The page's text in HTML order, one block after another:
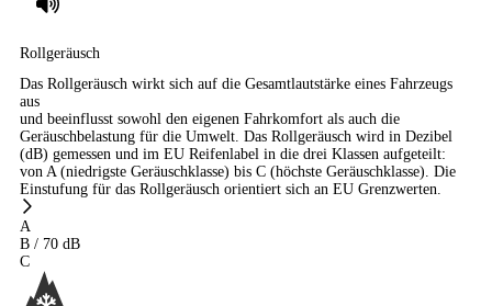
Rollgeräusch
Das Rollgeräusch wirkt sich auf die Gesamtlautstärke eines Fahrzeugs
aus
und beeinflusst sowohl den eigenen Fahrkomfort als auch die
Geräuschbelastung für die Umwelt. Das Rollgeräusch wird in Dezibel
(dB) gemessen und im EU Reifenlabel in die drei Klassen aufgeteilt:
von A (niedrigste Geräuschklasse) bis C (höchste Geräuschklasse). Die
Einstufung für das Rollgeräusch orientiert sich an EU Grenzwerten.
A
B / 70 dB
C